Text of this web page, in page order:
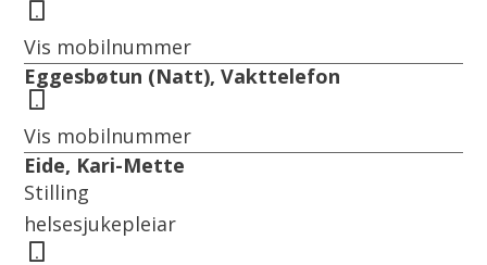
Vis mobilnummer
Eggesbøtun (Natt), Vakttelefon
Vis mobilnummer
Eide, Kari-Mette
Stilling
helsesjukepleiar